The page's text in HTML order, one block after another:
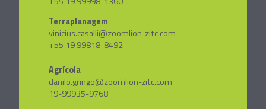
Terraplanagem
vinicius.casalli@zoomlion-zitc.com
+55 19 99818-8492
Agrícola
danilo.gringo@zoomlion-zitc.com
19-99935-9768